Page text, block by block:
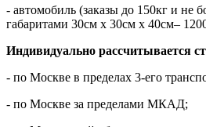
- автомобиль (заказы до 150кг и не
габаритами 30см х 30см х 40см–
Индивидуально рассчитывается
- по Москве в пределах 3-его
- по Москве за пределами МКАД;